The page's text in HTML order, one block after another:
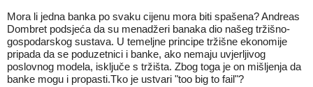
Mora li jedna banka po svaku cijenu mora biti spašena? Andreas
Dombret podsjeća da su menadžeri banaka dio našeg tržišno-
gospodarskog sustava. U temeljne principe tržišne ekonomije
pripada da se poduzetnici i banke, ako nemaju uvjerljivog
poslovnog modela, isključe s tržišta. Zbog toga je on mišljenja da
banke mogu i propasti.Tko je ustvari "too big to fail"?